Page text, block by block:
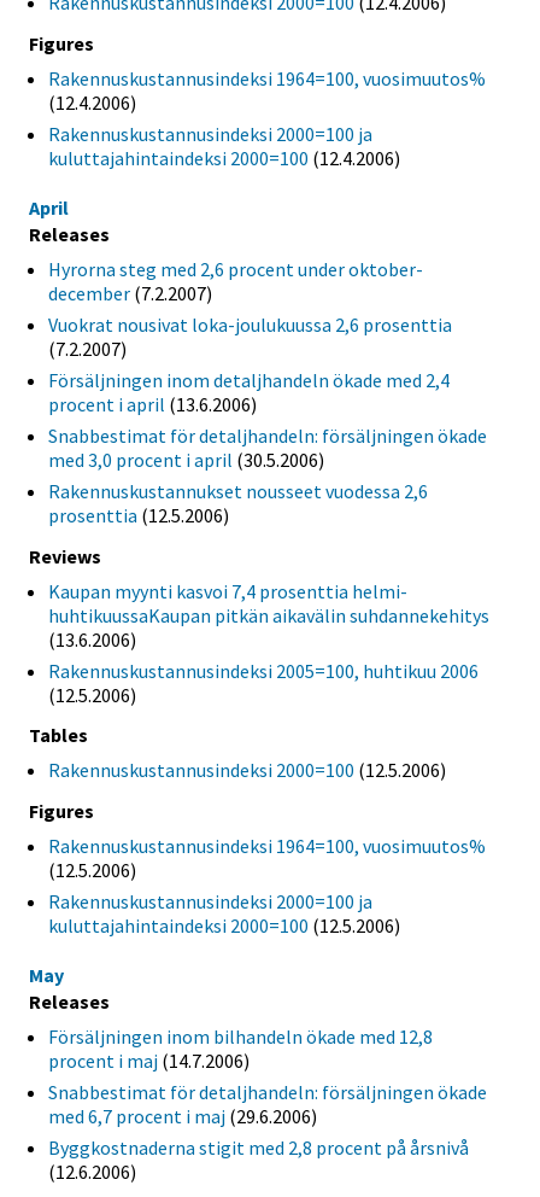
Figures
Rakennuskustannusindeksi 1964=100, vuosimuutos%
(12.4.2006)
Rakennuskustannusindeksi 2000=100 ja
kuluttajahintaindeksi 2000=100 (12.4.2006)
April
Releases
Hyrorna steg med 2,6 procent under oktober-
december (7.2.2007)
Vuokrat nousivat loka-joulukuussa 2,6 prosenttia
(7.2.2007)
Försäljningen inom detaljhandeln ökade med 2,4
procent i april (13.6.2006)
Snabbestimat för detaljhandeln: försäljningen ökade
med 3,0 procent i april (30.5.2006)
Rakennuskustannukset nousseet vuodessa 2,6
prosenttia (12.5.2006)
Reviews
Kaupan myynti kasvoi 7,4 prosenttia helmi-
huhtikuussaKaupan pitkän aikavälin suhdannekehitys
(13.6.2006)
Rakennuskustannusindeksi 2005=100, huhtikuu 2006
(12.5.2006)
Tables
Rakennuskustannusindeksi 2000=100 (12.5.2006)
Figures
Rakennuskustannusindeksi 1964=100, vuosimuutos%
(12.5.2006)
Rakennuskustannusindeksi 2000=100 ja
kuluttajahintaindeksi 2000=100 (12.5.2006)
May
Releases
Försäljningen inom bilhandeln ökade med 12,8
procent i maj (14.7.2006)
Snabbestimat för detaljhandeln: försäljningen ökade
med 6,7 procent i maj (29.6.2006)
Byggkostnaderna stigit med 2,8 procent på årsnivå
(12.6.2006)